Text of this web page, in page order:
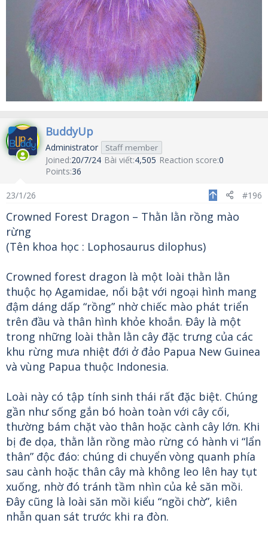
BuddyUp
Administrator Staff member
Joined 20/7/24 Bài viết 4,505 Reaction score 0
Points 36
23/1/26 #196
Crowned Forest Dragon – Thằn lằn rồng mào
rừng
(Tên khoa học : Lophosaurus dilophus)
Crowned forest dragon là một loài thằn lằn
thuộc họ Agamidae, nổi bật với ngoại hình mang
đậm dáng dấp “rồng” nhờ chiếc mào phát triển
trên đầu và thân hình khỏe khoắn. Đây là một
trong những loài thằn lằn cây đặc trưng của các
khu rừng mưa nhiệt đới ở đảo Papua New Guinea
và vùng Papua thuộc Indonesia.
Loài này có tập tính sinh thái rất đặc biệt. Chúng
gần như sống gắn bó hoàn toàn với cây cối,
thường bám chặt vào thân hoặc cành cây lớn. Khi
bị đe dọa, thằn lằn rồng mào rừng có hành vi “lẩn
thân” độc đáo: chúng di chuyển vòng quanh phía
sau cành hoặc thân cây mà không leo lên hay tụt
xuống, nhờ đó tránh tầm nhìn của kẻ săn mồi.
Đây cũng là loài săn mồi kiểu “ngồi chờ”, kiên
nhẫn quan sát trước khi ra đòn.